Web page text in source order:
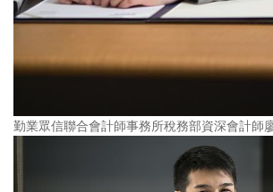
勤業眾信聯合會計師事務所稅務部資深會計師